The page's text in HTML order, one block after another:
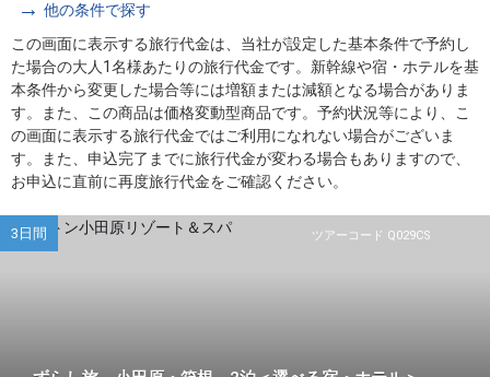
他の条件で探す
この画面に表示する旅行代金は、当社が設定した基本条件で予約し
た場合の大人1名様あたりの旅行代金です。新幹線や宿・ホテルを基
本条件から変更した場合等には増額または減額となる場合がありま
す。また、この商品は価格変動型商品です。予約状況等により、こ
の画面に表示する旅行代金ではご利用になれない場合がございま
す。また、申込完了までに旅行代金が変わる場合もありますので、
お申込に直前に再度旅行代金をご確認ください。
ツアーコード Q029CS
3日間